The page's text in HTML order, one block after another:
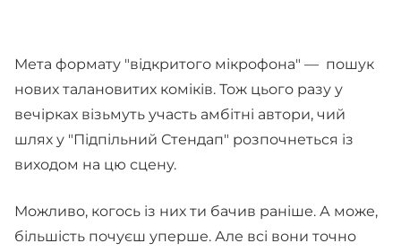
Мета формату "відкритого мікрофона" — пошук
нових талановитих коміків. Тож цього разу у
вечірках візьмуть участь амбітні автори, чий
шлях у "Підпільний Стендап" розпочнеться із
виходом на цю сцену.
Можливо, когось із них ти бачив раніше. А може,
більшість почуєш уперше. Але всі вони точно